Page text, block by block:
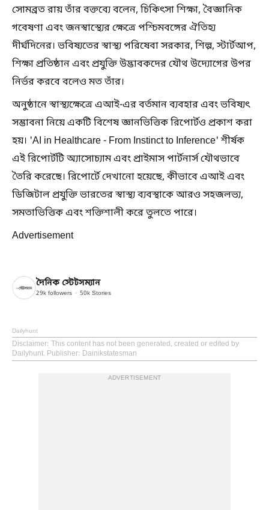
সোমব্রত রায় তাঁর বক্তব্যে বলেন, চিকিৎসা শিক্ষা, বৈজ্ঞানিক
গবেষণা এবং জনস্বাস্থ্যের ক্ষেত্রে পশ্চিমবঙ্গের ঐতিহ্য
দীর্ঘদিনের। ভবিষ্যতের স্বাস্থ্য পরিষেবা সরকার, শিল্প, স্টার্টআপ,
শিক্ষা প্রতিষ্ঠান এবং প্রযুক্তি উদ্ভাবকদের যৌথ উদ্যোগের উপর
নির্ভর করবে বলেও মত তাঁর।
অনুষ্ঠানে স্বাস্থ্যক্ষেত্রে এআই-এর বর্তমান ব্যবহার এবং ভবিষ্যৎ
সম্ভাবনা নিয়ে একটি বিশেষ জ্ঞানভিত্তিক রিপোর্টও প্রকাশ করা
হয়। 'AI in Healthcare - From Instinct to Inference' শীর্ষক
এই রিপোর্টটি অ্যাসোচ্যাম এবং প্রাইমাস পার্টনার্স যৌথভাবে
তৈরি করেছে। রিপোর্টে দেখানো হয়েছে, কীভাবে এআই এবং
ডিজিটাল প্রযুক্তি ভারতের স্বাস্থ্য ব্যবস্থাকে আরও সহজলভ্য,
সমতাভিত্তিক এবং শক্তিশালী করে তুলতে পারে।
Advertisement
দৈনিক স্টেটসম্যান
29k followers 50k Stories
Dailyhunt
Disclaimer: This content has not been generated, created or edited by
Dailyhunt. Publisher: Dainikstatesman
ADVERTISEMENT